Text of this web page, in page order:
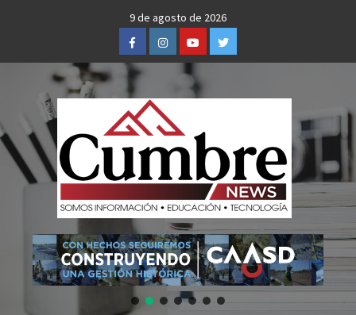
9 de agosto de 2026
FacebookInstagramYoutubeTwitter